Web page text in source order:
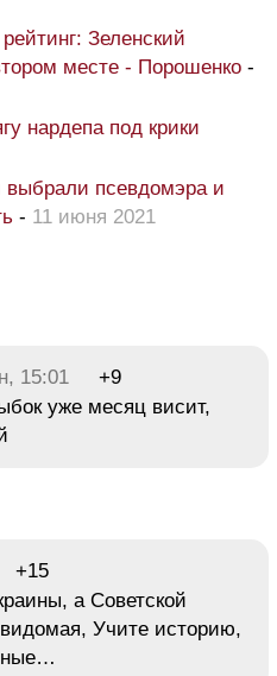
Зеленский
месте - Порошенко -
нардепа под крики
выбрали псевдомэра и
- 11 июня 2021
15:01
+9
уже месяц висит,
+15
а Советской
Учите историю,